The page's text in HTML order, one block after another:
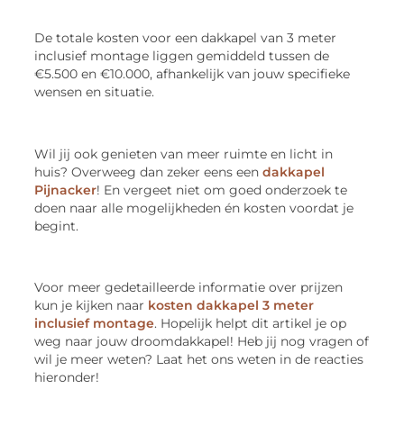
De totale kosten voor een dakkapel van 3 meter
inclusief montage liggen gemiddeld tussen de
€5.500 en €10.000, afhankelijk van jouw specifieke
wensen en situatie.
Wil jij ook genieten van meer ruimte en licht in
huis? Overweeg dan zeker eens eendakkapel
Pijnacker! En vergeet niet om goed onderzoek te
doen naar alle mogelijkheden én kosten voordat je
begint.
Voor meer gedetailleerde informatie over prijzen
kun je kijken naar kosten dakkapel 3 meter
inclusief montage. Hopelijk helpt dit artikel je op
weg naar jouw droomdakkapel! Heb jij nog vragen of
wil je meer weten? Laat het ons weten in de reacties
hieronder!